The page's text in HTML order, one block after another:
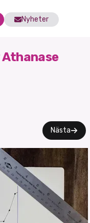
Nyheter
Athanase
Nästa